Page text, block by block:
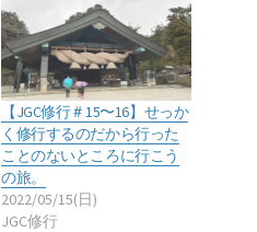
【JGC修行＃15〜16】せっか
く修行するのだから行った
ことのないところに行こう
の旅。
2022/05/15(日)
JGC修行